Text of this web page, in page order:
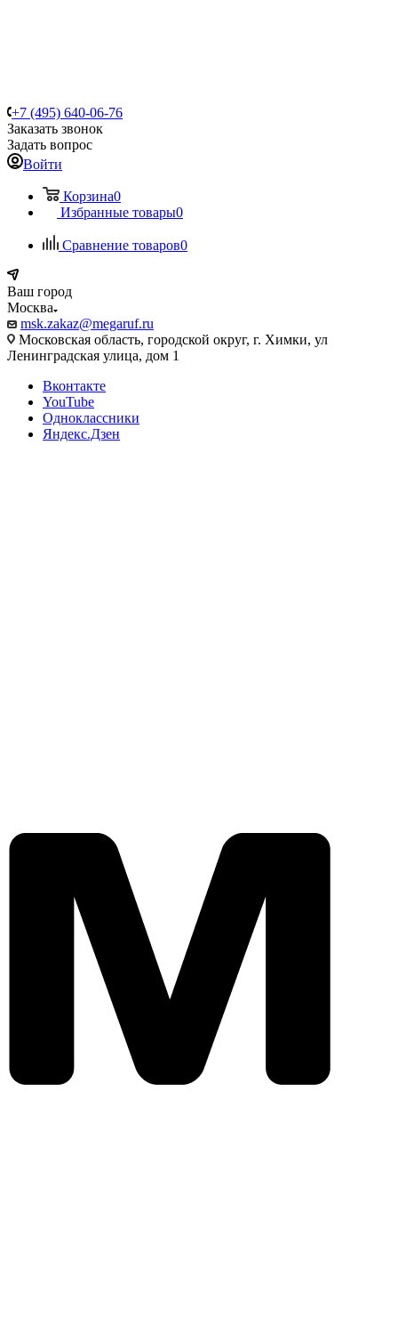
+7 (495) 640-06-76
Заказать звонок
Задать вопрос
Войти
Корзина0
Избранные товары0
Сравнение товаров0
Ваш город
Москва
msk.zakaz@megaruf.ru
Московская область, городской округ, г. Химки, ул
Ленинградская улица, дом 1
Вконтакте
YouTube
Одноклассники
Яндекс.Дзен